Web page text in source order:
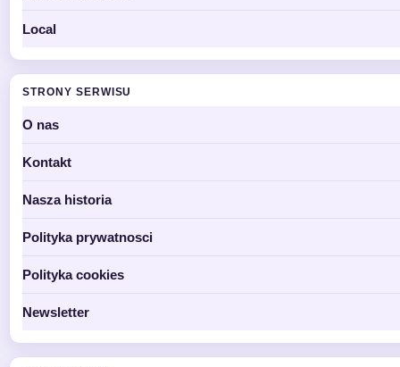
Local
STRONY SERWISU
O nas
Kontakt
Nasza historia
Polityka prywatnosci
Polityka cookies
Newsletter